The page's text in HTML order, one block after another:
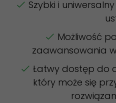
Szybki i
Możliwość
zaawansowania
Łatwy dostęp do
który może się